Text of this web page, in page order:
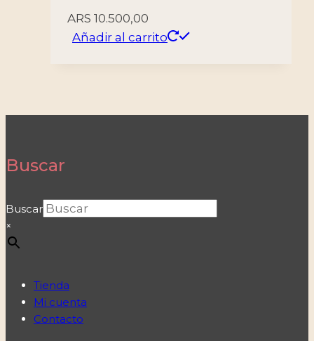
ARS 10.500,00
Añadir al carrito
Buscar
Buscar
×
Tienda
Mi cuenta
Contacto